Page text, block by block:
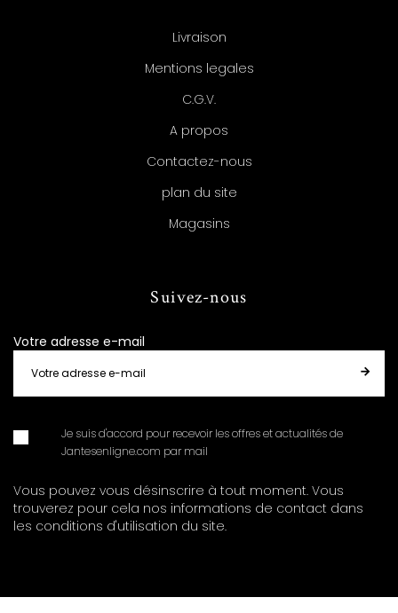
Livraison
Mentions legales
C.G.V.
A propos
Contactez-nous
plan du site
Magasins
Suivez-nous
Votre adresse e-mail
Je suis d'accord pour recevoir les offres et actualités de
Jantesenligne.com par mail
Vous pouvez vous désinscrire à tout moment. Vous
trouverez pour cela nos informations de contact dans
les conditions d'utilisation du site.